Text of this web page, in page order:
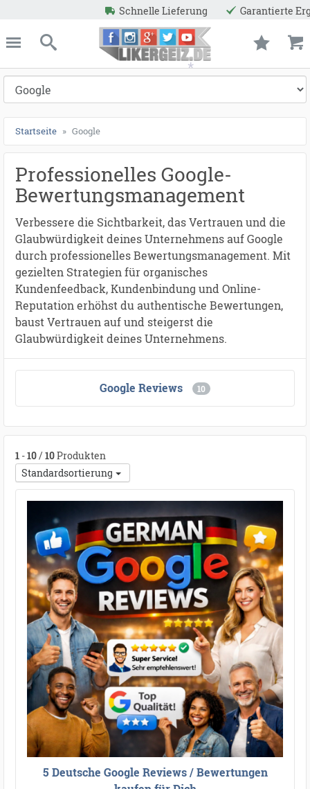
Garantierte Ergebnisse
Niedrige
Likergeiz.de
schließen
Suche
Startseite Google
Professionelles Google-
Bewertungsmanagement
Verbessere die Sichtbarkeit, das Vertrauen und die
Glaubwürdigkeit deines Unternehmens auf Google
durch professionelles Bewertungsmanagement. Mit
gezielten Strategien für organisches
Kundenfeedback, Kundenbindung und Online-
Reputation erhöhst du authentische Bewertungen,
baust Vertrauen auf und steigerst die
Glaubwürdigkeit deines Unternehmens.
Google Reviews 10
1 -10/ 10Produkten
Standardsortierung
5 Deutsche Google Reviews / Bewertungen
*